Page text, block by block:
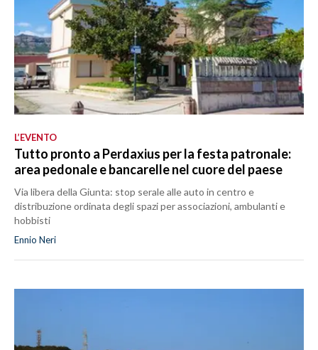
L’EVENTO
Tutto pronto a Perdaxius per la festa patronale:
area pedonale e bancarelle nel cuore del paese
Via libera della Giunta: stop serale alle auto in centro e
distribuzione ordinata degli spazi per associazioni, ambulanti e
hobbisti
Ennio Neri